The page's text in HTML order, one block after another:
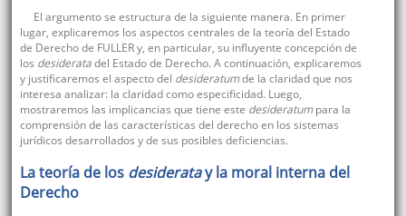
El argumento se estructura de la siguiente manera. En primer
lugar, explicaremos los aspectos centrales de la teoría del Estado
de Derecho de FULLER y, en particular, su influyente concepción de
los desideratadel Estado de Derecho. A continuación, explicaremos
y justificaremos el aspecto del desideratumde la claridad que nos
interesa analizar: la claridad como especificidad. Luego,
mostraremos las implicancias que tiene este desideratumpara la
comprensión de las características del derecho en los sistemas
jurídicos desarrollados y de sus posibles deficiencias.
La teoría de los desideratay la moral interna del
Derecho